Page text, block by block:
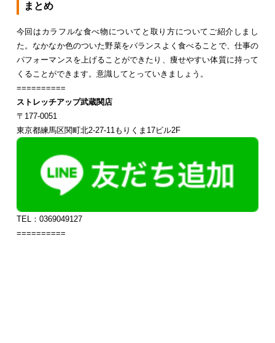
まとめ
今回はカラフルな食べ物についてと取り方についてご紹介しまし
た。なかなか色のついた野菜をバランスよく食べることで、仕事の
パフォーマンスを上げることができたり、痩せやすい体質に持って
くることができます。意識してとっていきましょう。
==========
ストレッチアップ武蔵関店
〒177-0051
東京都練馬区関町北2-27-11もりくま17ビル2F
TEL：0369049127
==========